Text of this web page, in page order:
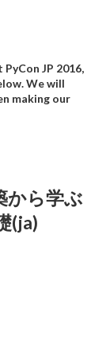
JP 2016,
We will
making our
から学ぶ
(ja)